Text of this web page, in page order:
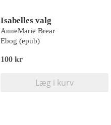
Isabelles valg
AnneMarie Brear
Ebog (epub)
100 kr
Læg i kurv